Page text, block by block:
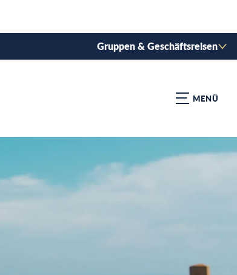
Gruppen & Geschäftsreisen
MENÜ